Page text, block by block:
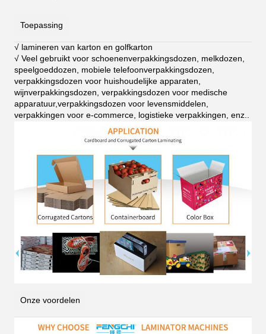
Toepassing
√ lamineren van karton en golfkarton
√ Veel gebruikt voor schoenenverpakkingsdozen, melkdozen,
speelgoeddozen, mobiele telefoonverpakkingsdozen,
verpakkingsdozen voor huishoudelijke apparaten,
wijnverpakkingsdozen, verpakkingsdozen voor medische
apparatuur,verpakkingsdozen voor levensmiddelen,
verpakkingen voor e-commerce, logistieke verpakkingen, enz.
Onze voordelen